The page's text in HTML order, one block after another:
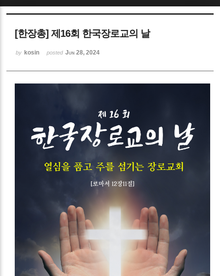
[한장총] 제16회 한국장로교의 날
by kosin posted Jun 28, 2024
Sketchbook5, 스케치북5
Sketchbook5, 스케치북5